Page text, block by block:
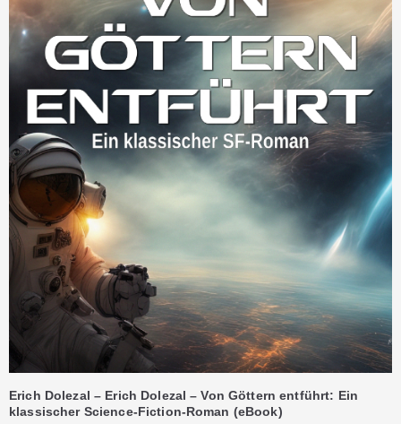
Erich Dolezal – Erich Dolezal – Von Göttern entführt: Ein
klassischer Science-Fiction-Roman (eBook)